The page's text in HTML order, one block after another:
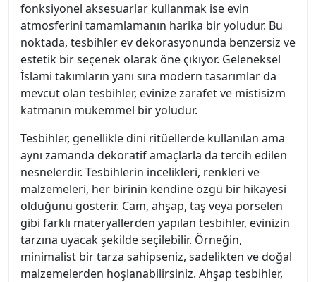
fonksiyonel aksesuarlar kullanmak ise evin
atmosferini tamamlamanın harika bir yoludur. Bu
noktada, tesbihler ev dekorasyonunda benzersiz ve
estetik bir seçenek olarak öne çıkıyor. Geleneksel
İslami takımların yanı sıra modern tasarımlar da
mevcut olan tesbihler, evinize zarafet ve mistisizm
katmanın mükemmel bir yoludur.
Tesbihler, genellikle dini ritüellerde kullanılan ama
aynı zamanda dekoratif amaçlarla da tercih edilen
nesnelerdir. Tesbihlerin incelikleri, renkleri ve
malzemeleri, her birinin kendine özgü bir hikayesi
olduğunu gösterir. Cam, ahşap, taş veya porselen
gibi farklı materyallerden yapılan tesbihler, evinizin
tarzına uyacak şekilde seçilebilir. Örneğin,
minimalist bir tarza sahipseniz, sadelikten ve doğal
malzemelerden hoşlanabilirsiniz. Ahşap tesbihler,